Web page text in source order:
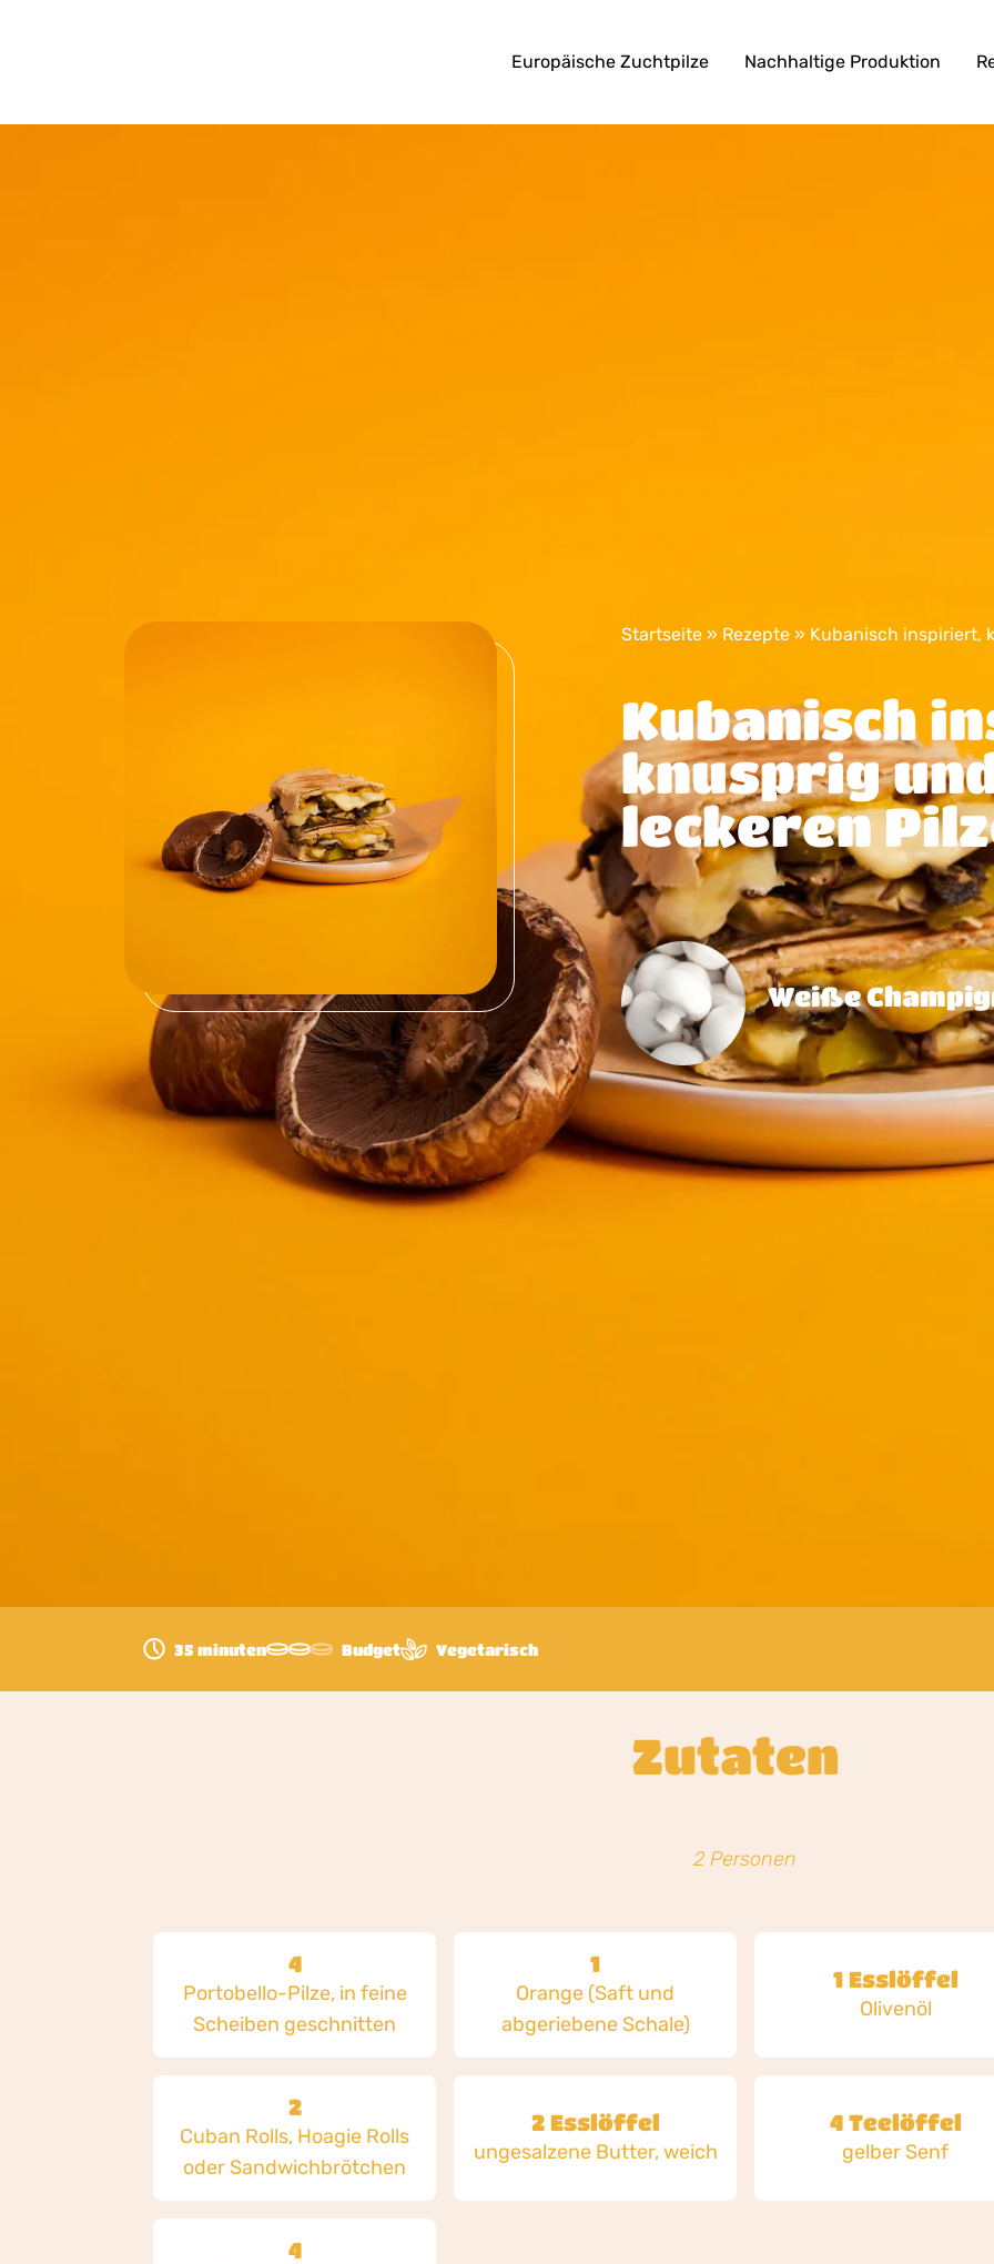
Europäische Zuchtpilze Nachhaltige Produktion
Startseite » Rezepte » Kubanisch inspiriert,
Kubanisch
knusprig
leckeren
Weiße
35 minuten Budget Vegetarisch
Zutaten
2 Personen
4
Portobello-Pilze, in feine
Scheiben geschnitten
1
Orange (Saft und
abgeriebene Schale)
1 Esslöffel
Olivenöl
2
Cuban Rolls, Hoagie Rolls
oder Sandwichbrötchen
2 Esslöffel
ungesalzene Butter, weich
4 Teelöffel
gelber Senf
4